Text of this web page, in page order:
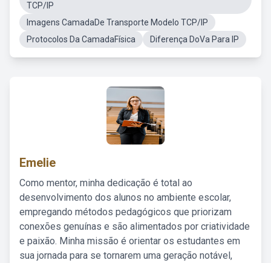
TCP/IP
Imagens CamadaDe Transporte Modelo TCP/IP
Protocolos Da CamadaFísica
Diferença DoVa Para IP
Emelie
Como mentor, minha dedicação é total ao
desenvolvimento dos alunos no ambiente escolar,
empregando métodos pedagógicos que priorizam
conexões genuínas e são alimentados por criatividade
e paixão. Minha missão é orientar os estudantes em
sua jornada para se tornarem uma geração notável,